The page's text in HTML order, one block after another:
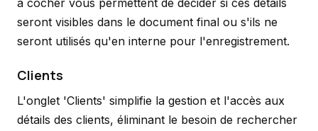
à cocher vous permettent de décider si ces détails
seront visibles dans le document final ou s'ils ne
seront utilisés qu'en interne pour l'enregistrement.
Clients
L'onglet 'Clients' simplifie la gestion et l'accès aux
détails des clients, éliminant le besoin de rechercher